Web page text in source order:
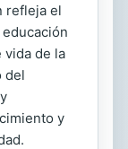
refleja el
vida de la
del
y